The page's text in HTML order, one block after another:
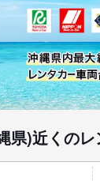
県)近くの